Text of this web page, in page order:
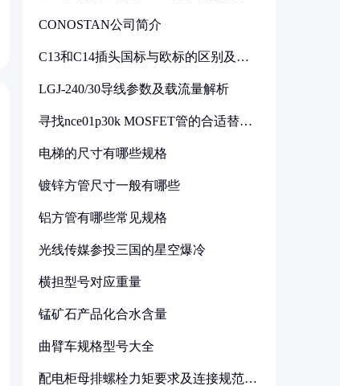
CONOSTAN公司简介
C13和C14插头国标与欧标的区别及其
LGJ-240/30导线参数及载流量解析
寻找nce01p30k MOSFET管的合适替代
电梯的尺寸有哪些规格
镀锌方管尺寸一般有哪些
铝方管有哪些常见规格
光线传媒参投三国的星空爆冷
横担型号对应重量
锰矿石产品化合水含量
曲臂车规格型号大全
配电柜母排螺栓力矩要求及连接规范详